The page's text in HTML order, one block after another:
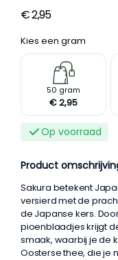
€2,95
Kies een gram
S
50 gram
€ 2,95
Op voorraad
Product
Sakura betekent
versierd met de
de Japanse kers.
pioenblaadjes krijgt
smaak, waarbij je de
Oosterse thee, die je